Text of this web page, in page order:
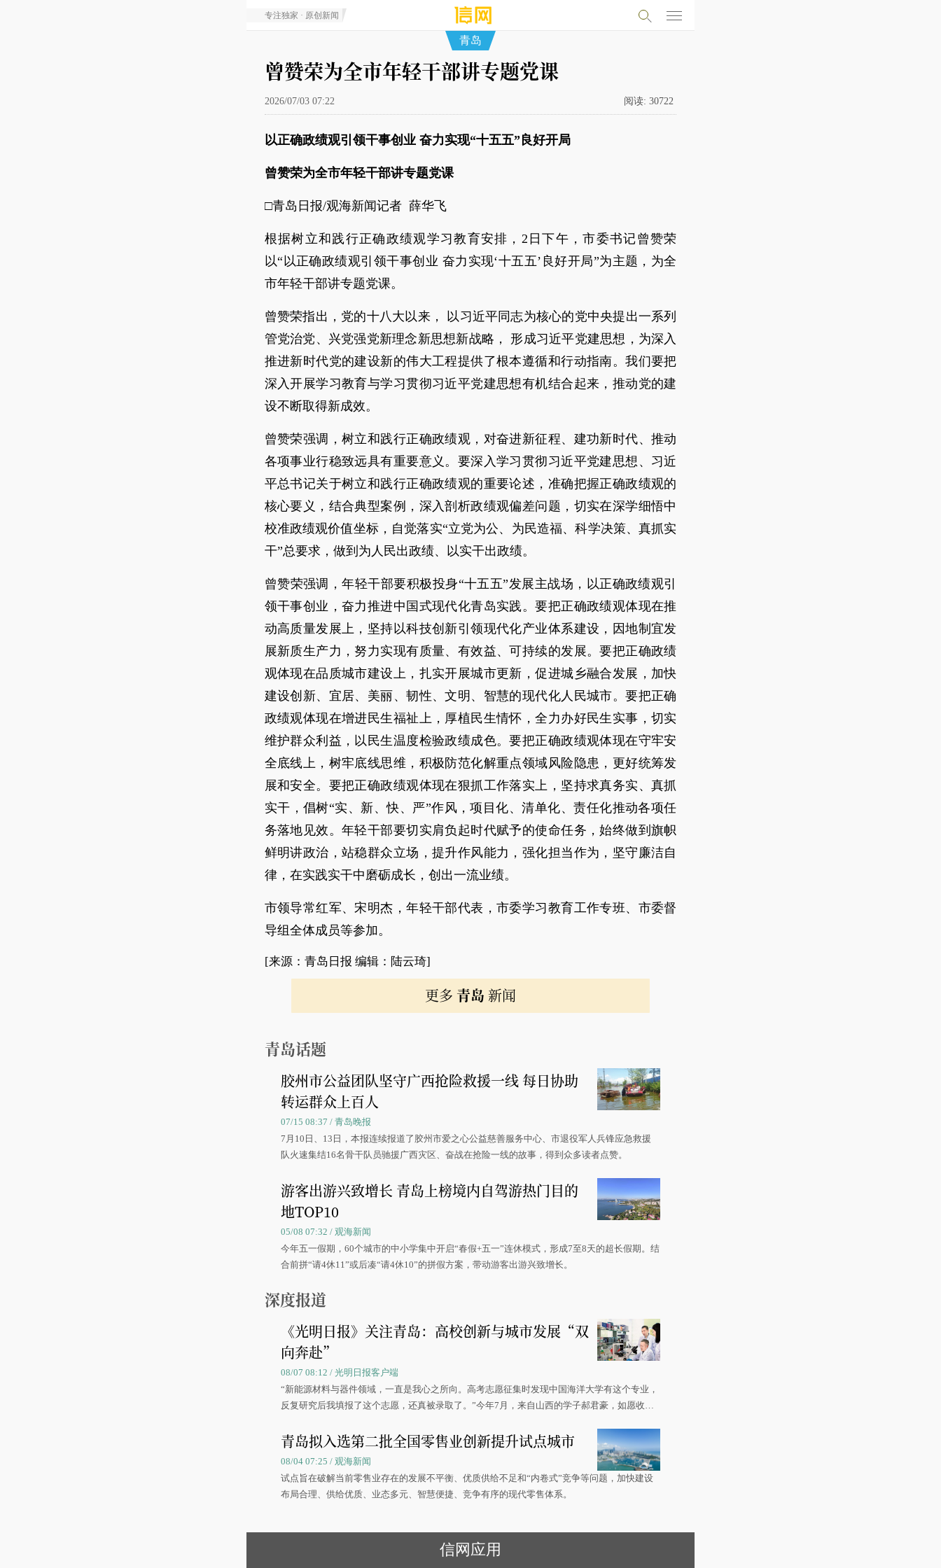
专注独家 · 原创新闻
青岛
曾赞荣为全市年轻干部讲专题党课
2026/07/03 07:22 阅读: 30722
以正确政绩观引领干事创业 奋力实现“十五五”良好开局
曾赞荣为全市年轻干部讲专题党课
□青岛日报/观海新闻记者 薛华飞
根据树立和践行正确政绩观学习教育安排，2日下午，市委书记曾赞荣
以“以正确政绩观引领干事创业 奋力实现‘十五五’良好开局”为主题，为全
市年轻干部讲专题党课。
曾赞荣指出，党的十八大以来， 以习近平同志为核心的党中央提出一系列
管党治党、兴党强党新理念新思想新战略， 形成习近平党建思想，为深入
推进新时代党的建设新的伟大工程提供了根本遵循和行动指南。我们要把
深入开展学习教育与学习贯彻习近平党建思想有机结合起来，推动党的建
设不断取得新成效。
曾赞荣强调，树立和践行正确政绩观，对奋进新征程、建功新时代、推动
各项事业行稳致远具有重要意义。要深入学习贯彻习近平党建思想、习近
平总书记关于树立和践行正确政绩观的重要论述，准确把握正确政绩观的
核心要义，结合典型案例，深入剖析政绩观偏差问题，切实在深学细悟中
校准政绩观价值坐标，自觉落实“立党为公、为民造福、科学决策、真抓实
干”总要求，做到为人民出政绩、以实干出政绩。
曾赞荣强调，年轻干部要积极投身“十五五”发展主战场，以正确政绩观引
领干事创业，奋力推进中国式现代化青岛实践。要把正确政绩观体现在推
动高质量发展上，坚持以科技创新引领现代化产业体系建设，因地制宜发
展新质生产力，努力实现有质量、有效益、可持续的发展。要把正确政绩
观体现在品质城市建设上，扎实开展城市更新，促进城乡融合发展，加快
建设创新、宜居、美丽、韧性、文明、智慧的现代化人民城市。要把正确
政绩观体现在增进民生福祉上，厚植民生情怀，全力办好民生实事，切实
维护群众利益，以民生温度检验政绩成色。要把正确政绩观体现在守牢安
全底线上，树牢底线思维，积极防范化解重点领域风险隐患，更好统筹发
展和安全。要把正确政绩观体现在狠抓工作落实上，坚持求真务实、真抓
实干，倡树“实、新、快、严”作风，项目化、清单化、责任化推动各项任
务落地见效。年轻干部要切实肩负起时代赋予的使命任务，始终做到旗帜
鲜明讲政治，站稳群众立场，提升作风能力，强化担当作为，坚守廉洁自
律，在实践实干中磨砺成长，创出一流业绩。
市领导常红军、宋明杰，年轻干部代表，市委学习教育工作专班、市委督
导组全体成员等参加。
[来源：青岛日报 编辑：陆云琦]
更多 青岛 新闻
青岛话题
胶州市公益团队坚守广西抢险救援一线 每日协助
转运群众上百人
07/15 08:37 / 青岛晚报
7月10日、13日，本报连续报道了胶州市爱之心公益慈善服务中心、市退役军人兵锋应急救援
队火速集结16名骨干队员驰援广西灾区、奋战在抢险一线的故事，得到众多读者点赞。
游客出游兴致增长 青岛上榜境内自驾游热门目的
地TOP10
05/08 07:32 / 观海新闻
今年五一假期，60个城市的中小学集中开启“春假+五一”连休模式，形成7至8天的超长假期。结
合前拼“请4休11”或后凑“请4休10”的拼假方案，带动游客出游兴致增长。
深度报道
《光明日报》关注青岛：高校创新与城市发展“双
向奔赴”
08/07 08:12 / 光明日报客户端
“新能源材料与器件领域，一直是我心之所向。高考志愿征集时发现中国海洋大学有这个专业，
反复研究后我填报了这个志愿，还真被录取了。”今年7月，来自山西的学子郝君豪，如愿收到
青岛拟入选第二批全国零售业创新提升试点城市
08/04 07:25 / 观海新闻
试点旨在破解当前零售业存在的发展不平衡、优质供给不足和“内卷式”竞争等问题，加快建设
布局合理、供给优质、业态多元、智慧便捷、竞争有序的现代零售体系。
信网应用